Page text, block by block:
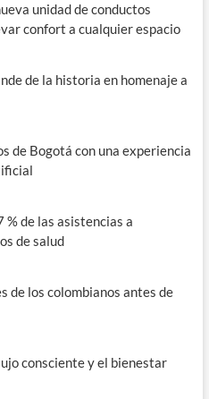
unidad de conductos
confort a cualquier espacio
de la historia en homenaje a
de Bogotá con una experiencia
de las asistencias a
de salud
de los colombianos antes de
consciente y el bienestar